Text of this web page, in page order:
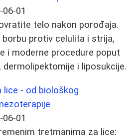
06-01
telo nakon porođaja.
protiv celulita i strija,
i moderne procedure poput
i liposukcije.
lice - od biološkog
06-01
tretmanima za lice: